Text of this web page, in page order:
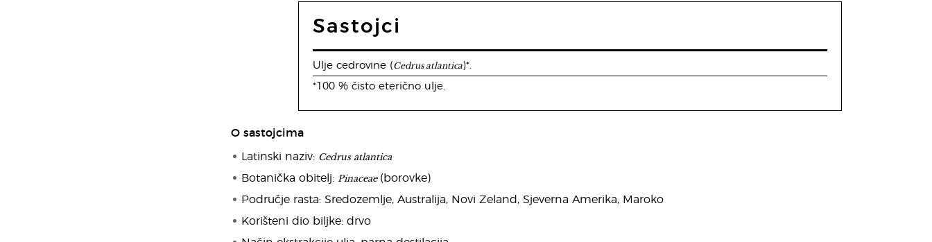
Sastojci
Ulje cedrovine (Cedrus atlantica)*.
*100 % čisto eterično ulje.
O sastojcima
Latinski naziv: Cedrus atlantica
Botanička obitelj: Pinaceae (borovke)
Područje rasta: Sredozemlje, Australija, Novi Zeland, Sjeverna Amerika, Maroko
Korišteni dio biljke: drvo